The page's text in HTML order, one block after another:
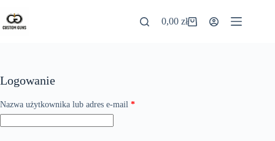
0,00zł
Logowanie
Nazwa użytkownika lub adres e-mail *